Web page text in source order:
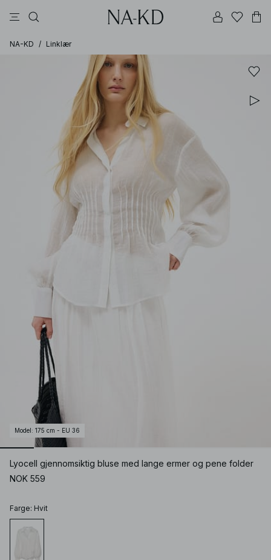
NA-KD / Linklær
Model : 175 cm - EU 36
Lyocell gjennomsiktig bluse med lange ermer og pene folder
NOK 559
Farge: Hvit